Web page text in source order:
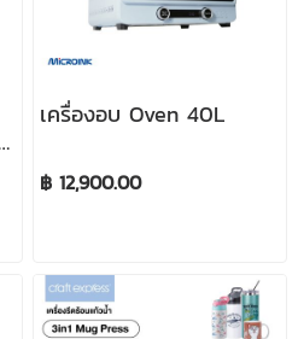
เครื่องอบ Oven 40L
฿ 12,900.00